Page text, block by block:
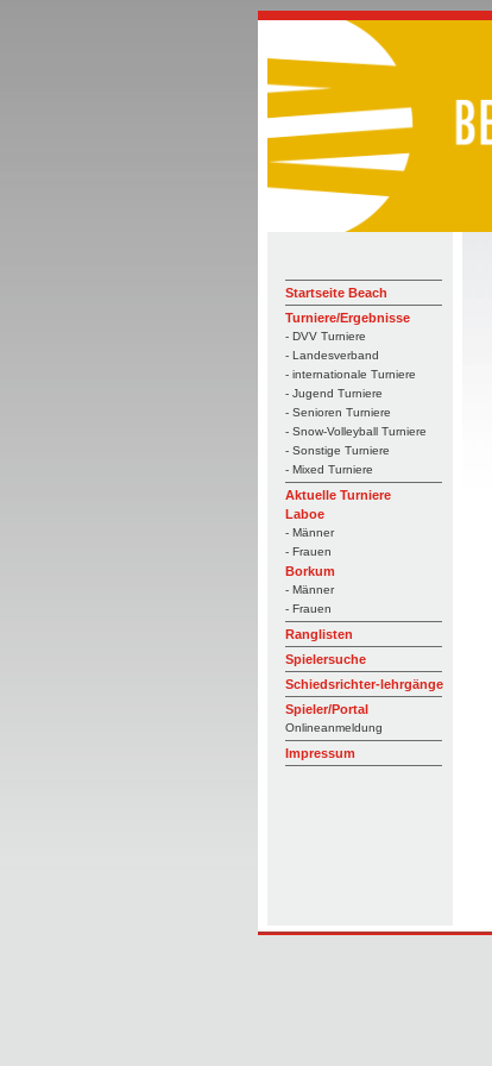
Startseite Beach
Turniere/Ergebnisse
- DVV Turniere
- Landesverband
- internationale Turniere
- Jugend Turniere
- Senioren Turniere
- Snow-Volleyball Turniere
- Sonstige Turniere
- Mixed Turniere
Aktuelle Turniere
Laboe
- Männer
- Frauen
Borkum
- Männer
- Frauen
Ranglisten
Spielersuche
Schiedsrichter-lehrgänge
Spieler/Portal
Onlineanmeldung
Impressum